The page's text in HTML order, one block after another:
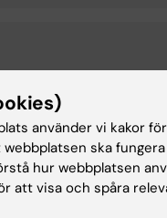
använder vi kakor
ska
hur webbplatsen
att visa och spåra